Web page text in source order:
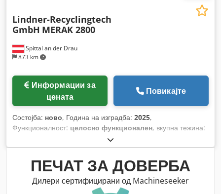
Spittal an der Drau
873 km
Lindner-Recyclingtech
GmbH MERAK 2800
цената
Повикајте
Состојба: ново, Година на изградба: 2025,
Функционалност: целосно функционален, вкупна тежина:
, должина на роторот:
(428,28 коњски сили), максимална брзина на вртење:87
обр/мин ,
ПЕЧАТ ЗА ДОВЕРБА
Дилери сертифицирани од Machineseeker